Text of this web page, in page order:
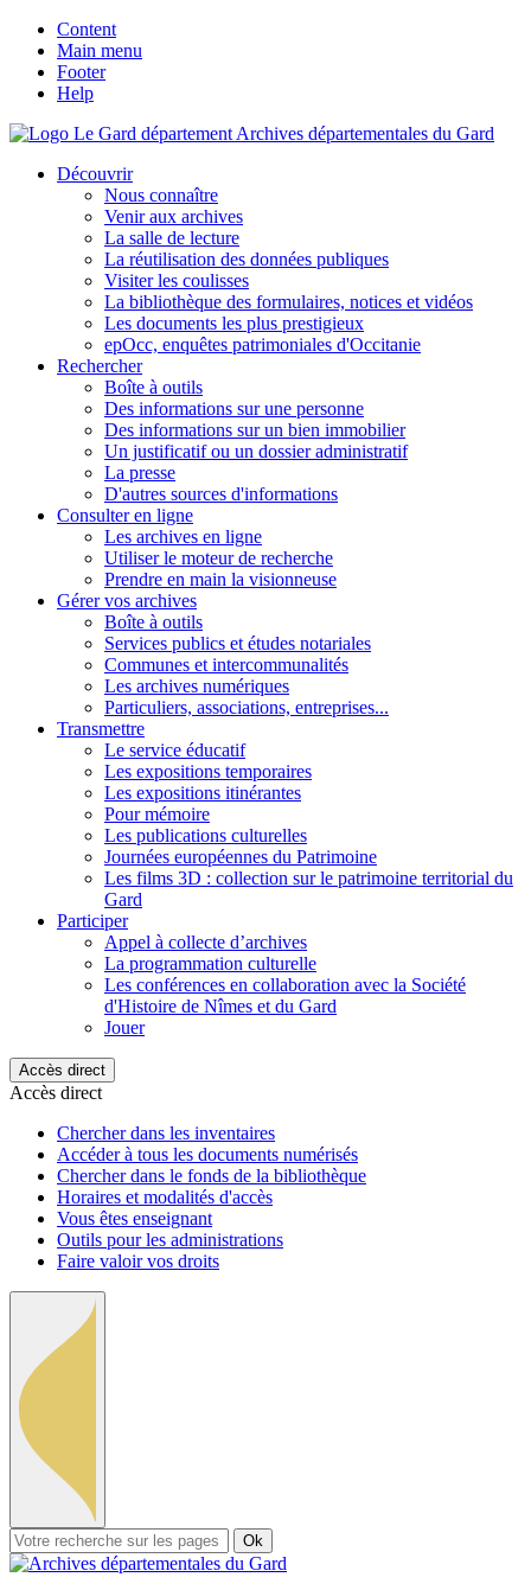
Content
Main menu
Footer
Help
Archives départementales du Gard
Découvrir
Nous connaître
Venir aux archives
La salle de lecture
La réutilisation des données publiques
Visiter les coulisses
La bibliothèque des formulaires, notices et vidéos
Les documents les plus prestigieux
epOcc, enquêtes patrimoniales d'Occitanie
Rechercher
Boîte à outils
Des informations sur une personne
Des informations sur un bien immobilier
Un justificatif ou un dossier administratif
La presse
D'autres sources d'informations
Consulter en ligne
Les archives en ligne
Utiliser le moteur de recherche
Prendre en main la visionneuse
Gérer vos archives
Boîte à outils
Services publics et études notariales
Communes et intercommunalités
Les archives numériques
Particuliers, associations, entreprises...
Transmettre
Le service éducatif
Les expositions temporaires
Les expositions itinérantes
Pour mémoire
Les publications culturelles
Journées européennes du Patrimoine
Les films 3D : collection sur le patrimoine territorial du
Gard
Participer
Appel à collecte d’archives
La programmation culturelle
Les conférences en collaboration avec la Société
d'Histoire de Nîmes et du Gard
Jouer
Accès direct
Accès direct
Chercher dans les inventaires
Accéder à tous les documents numérisés
Chercher dans le fonds de la bibliothèque
Horaires et modalités d'accès
Vous êtes enseignant
Outils pour les administrations
Faire valoir vos droits
Ok